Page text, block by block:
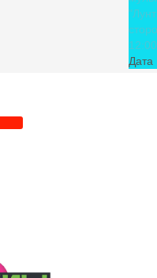
12:00